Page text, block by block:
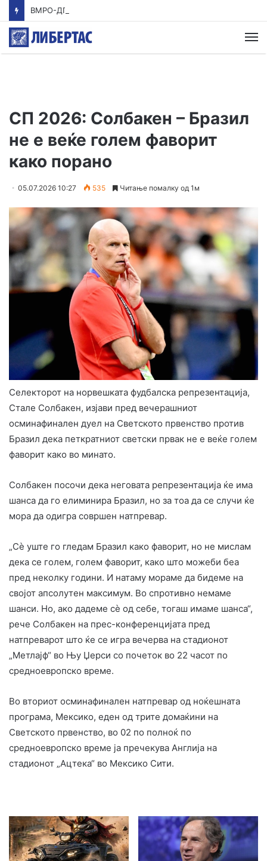
СП 2026: Солбакен – Бразил
не е веќе голем фаворит
како порано
05.07.2026 10:27 535 Читање помалку од 1м
Селекторот на норвешката фудбалска репрезентација,
Стале Солбакен, изјави пред вечерашниот
осминафинален дуел на Светското првенство против
Бразил дека петкратниот светски првак не е веќе голем
фаворит како во минато.
Солбакен посочи дека неговата репрезентација ќе има
шанса да го елиминира Бразил, но за тоа да се случи ќе
мора да одигра совршен натпревар.
„Сè уште го гледам Бразил како фаворит, но не мислам
дека се голем, голем фаворит, како што можеби беа
пред неколку години. И натаму мораме да бидеме на
својот апсолутен максимум. Во спротивно немаме
шанси. Но, ако дадеме сè од себе, тогаш имаме шанса“,
рече Солбакен на прес-конференцијата пред
натпреварот што ќе се игра вечерва на стадионот
„Метлајф“ во Њу Џерси со почеток во 22 часот по
средноевропско време.
Во вториот осминафинален натпревар од ноќешната
програма, Мексико, еден од трите домаќини на
Светското првенство, во 02 по полноќ по
средноевропско време ја пречекува Англија на
стадионот „Ацтека“ во Мексико Сити.